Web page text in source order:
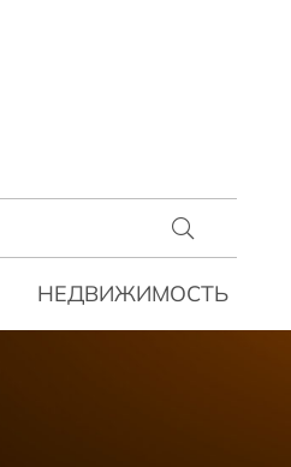
НЕДВИЖИМОСТЬ